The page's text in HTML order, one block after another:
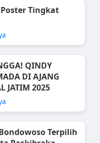
Tingkat
QINDY
DI AJANG
JATIM 2025
Terpilih